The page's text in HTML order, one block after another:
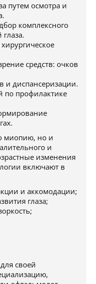
путем осмотра и
комплексного
средств: очков
и диспансеризации.
по профилактике
миопию, но и
и
изменения
включают в
и аккомодации;
глаза;
своей